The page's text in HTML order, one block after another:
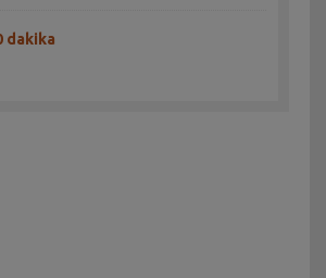
dakika